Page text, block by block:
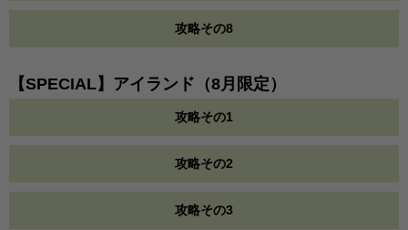
攻略その8
【SPECIAL】アイランド（8月限定）
攻略その1
攻略その2
攻略その3